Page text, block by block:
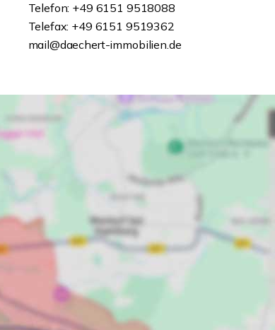
Telefon: +49 6151 9518088
Telefax: +49 6151 9519362
mail@daechert-immobilien.de